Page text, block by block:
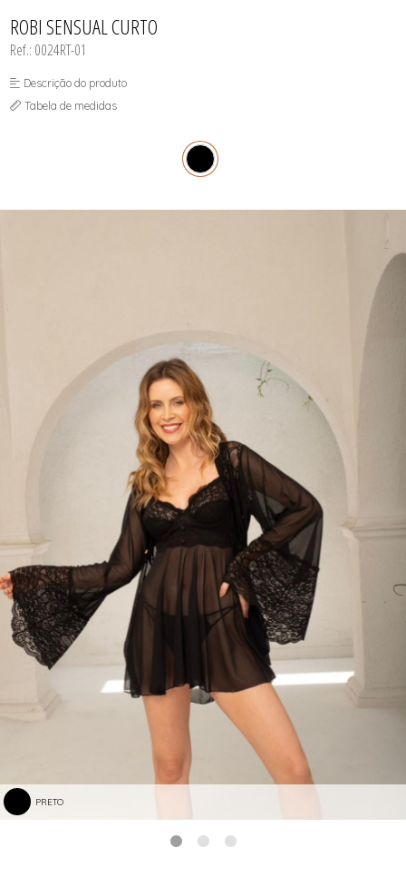
ROBI SENSUAL CURTO
Ref.: 0024RT-01
Descrição do produto
Tabela de medidas
PRETO